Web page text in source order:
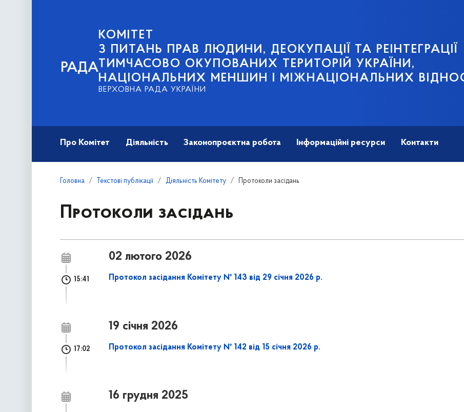
РАДА
КОМІТЕТ
З ПИТАНЬ ПРАВ ЛЮДИНИ, ДЕОКУПАЦІЇ ТА РЕІНТЕГРАЦІЇ
ТИМЧАСОВО ОКУПОВАНИХ ТЕРИТОРІЙ УКРАЇНИ,
НАЦІОНАЛЬНИХ МЕНШИН І МІЖНАЦІОНАЛЬНИХ
ВЕРХОВНА РАДА УКРАЇНИ
Про Комітет Діяльність Законопроєктна робота Інформаційні ресурси Контакти
Головна Текстові публікації Діяльність Комітету Протоколи засідань
Протоколи засідань
02 лютого 2026
15:41 Протокол засідання Комітету № 143 від 29 січня 2026 р.
19 січня 2026
17:02 Протокол засідання Комітету № 142 від 15 січня 2026 р.
16 грудня 2025